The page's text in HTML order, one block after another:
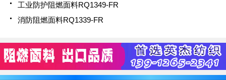
工业防护阻燃面料RQ1349-FR
消防阻燃面料RQ1339-FR